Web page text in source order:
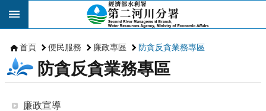
跳到主要內容區塊
首頁 便民服務 廉政專區 防貪反貪業務專區
防貪反貪業務專區
廉政宣導